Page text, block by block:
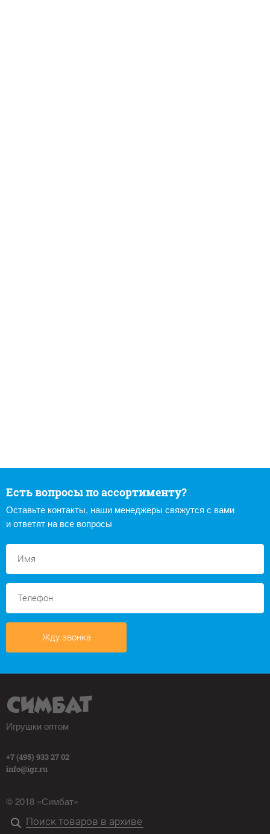
Есть вопросы по ассортименту?
Оставьте контакты, наши менеджеры свяжутся с вами
и ответят на все вопросы
Жду звонка
Игрушки оптом
+7 (495) 933 27 02
info@igr.ru
© 2018 «Симбат»